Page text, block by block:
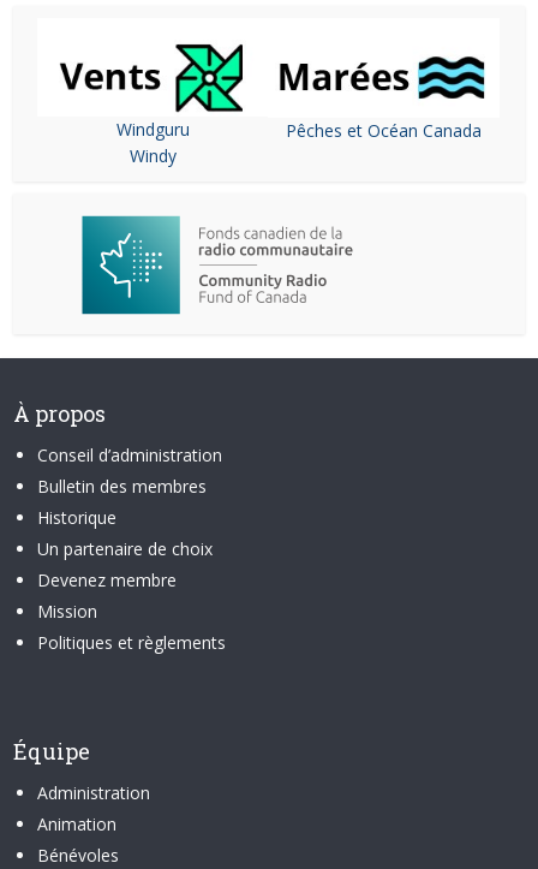
Windguru
Windy
Pêches et Océan Canada
À propos
Conseil d’administration
Bulletin des membres
Historique
Un partenaire de choix
Devenez membre
Mission
Politiques et règlements
Équipe
Administration
Animation
Bénévoles